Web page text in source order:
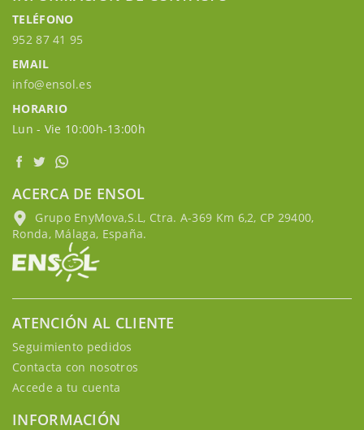
TELÉFONO
952 87 41 95
EMAIL
info@ensol.es
HORARIO
Lun - Vie 10:00h-13:00h
ACERCA DE ENSOL
Grupo EnyMova,S.L, Ctra. A-369 Km 6,2, CP 29400,
Ronda, Málaga, España.
ATENCIÓN AL CLIENTE
Seguimiento pedidos
Contacta con nosotros
Accede a tu cuenta
INFORMACIÓN